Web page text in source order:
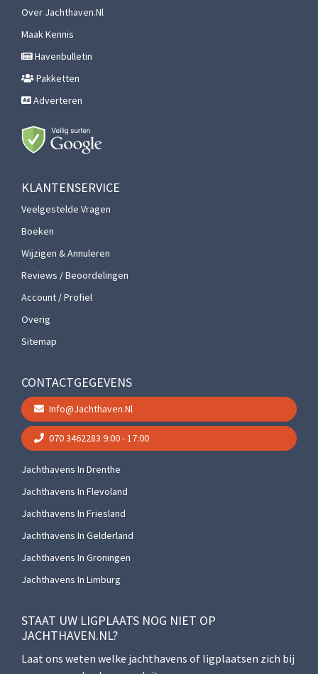
Over Jachthaven.nl
Maak Kennis
Havenbulletin
Pakketten
Adverteren
KLANTENSERVICE
Veelgestelde Vragen
Boeken
Wijzigen & Annuleren
Reviews / Beoordelingen
Account / Profiel
Overig
Sitemap
CONTACTGEGEVENS
Info@jachthaven.nl
070 3462283 9:00 - 17:00
Jachthavens In Drenthe
Jachthavens In Flevoland
Jachthavens In Friesland
Jachthavens In Gelderland
Jachthavens In Groningen
Jachthavens In Limburg
STAAT UW LIGPLAATS NOG NIET OP
JACHTHAVEN.NL?
Laat ons weten welke jachthavens of ligplaatsen zich bij